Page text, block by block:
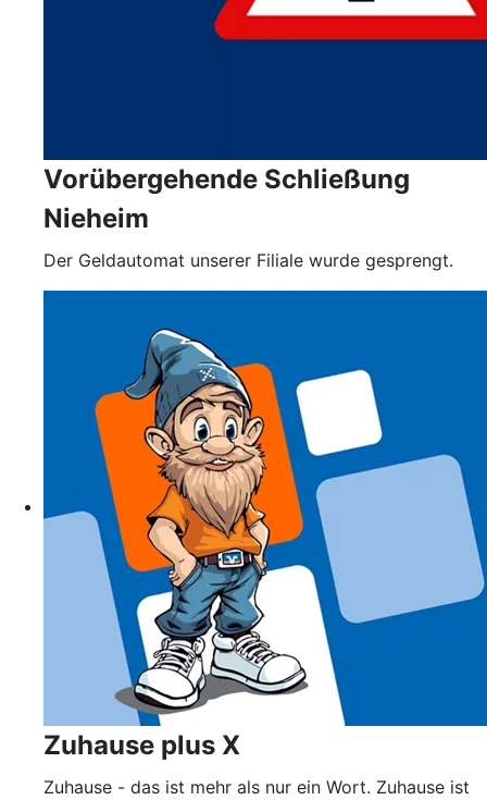
Vorübergehende Schließung
Nieheim
Der Geldautomat unserer Filiale wurde gesprengt.
Zuhause plus X
Zuhause - das ist mehr als nur ein Wort. Zuhause ist